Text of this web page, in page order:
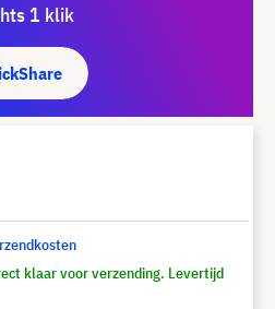
1 klik
klaar voor verzending. Levertijd